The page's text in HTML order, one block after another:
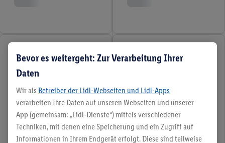
Bevor es weitergeht: Zur Verarbeitung Ihrer
Daten
Wir als Betreiber der Lidl-Webseiten und Lidl-Apps
verarbeiten Ihre Daten auf unseren Webseiten und unserer
App (gemeinsam: „Lidl-Dienste“) mittels verschiedener
Techniken, mit denen eine Speicherung und ein Zugriff auf
Informationen in Ihrem Endgerät erfolgt. Diese sind teilweise